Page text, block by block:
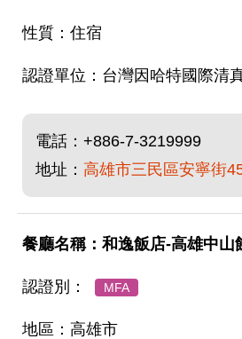
住宿
台灣因哈特國際清
電話： +886-7-3219999
地址： 高雄市三民區安寧街
和逸飯店-高雄中山
MFA
高雄市